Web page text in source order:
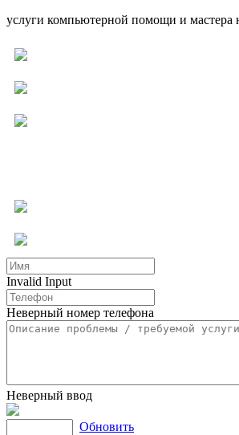
услуги компьютерной помощи и мастера
Invalid Input
Неверный номер телефона
Неверный ввод
Обновить